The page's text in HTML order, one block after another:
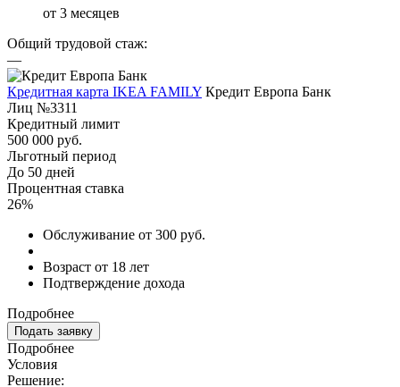
от 3 месяцев
Общий трудовой стаж:
—
Кредитная карта IKEA FAMILY Кредит Европа Банк
Лиц №3311
Кредитный лимит
500 000 руб.
Льготный период
До 50 дней
Процентная ставка
26%
Обслуживание от 300 руб.
Возраст от 18 лет
Подтверждение дохода
Подробнее
Подать заявку
Подробнее
Условия
Решение: